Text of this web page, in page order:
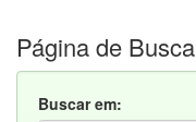
Página de Busca
Buscar em: